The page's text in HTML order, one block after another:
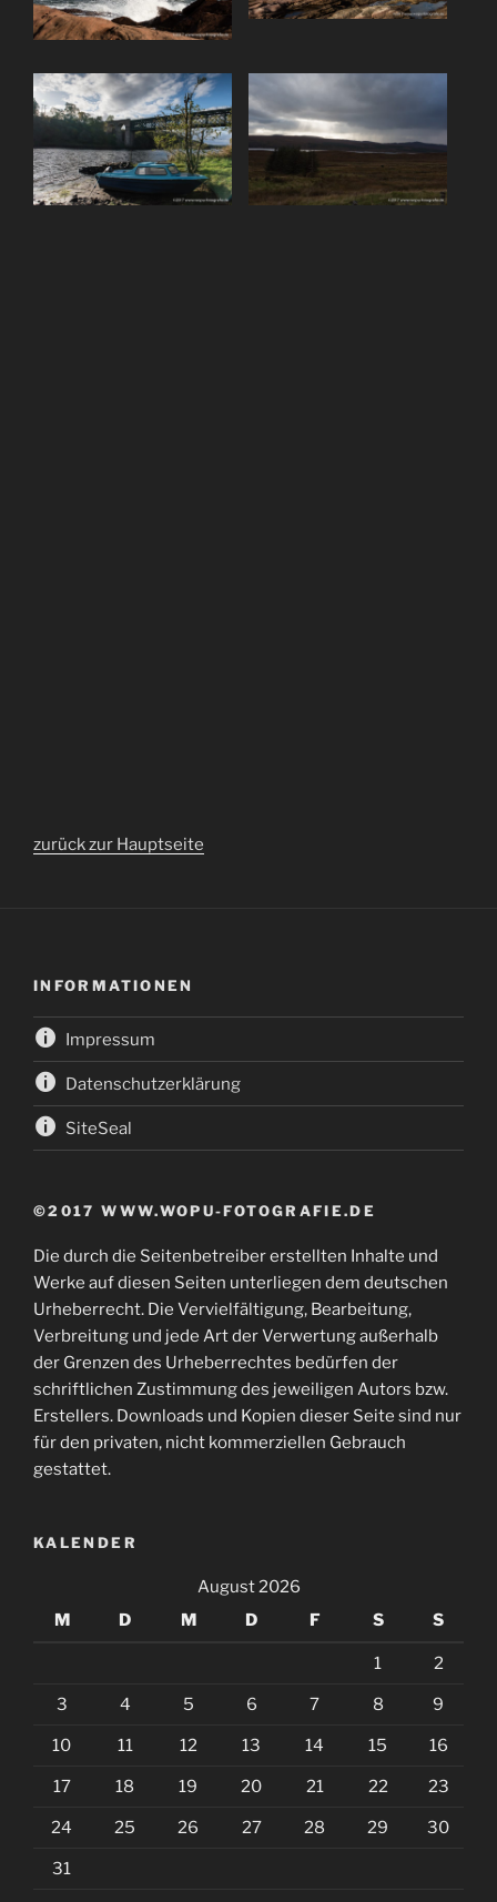
zurück zur Hauptseite
INFORMATIONEN
Impressum
Datenschutzerklärung
SiteSeal
©2017 WWW.WOPU-FOTOGRAFIE.DE
Die durch die Seitenbetreiber erstellten Inhalte und
Werke auf diesen Seiten unterliegen dem deutschen
Urheberrecht. Die Vervielfältigung, Bearbeitung,
Verbreitung und jede Art der Verwertung außerhalb
der Grenzen des Urheberrechtes bedürfen der
schriftlichen Zustimmung des jeweiligen Autors bzw.
Erstellers. Downloads und Kopien dieser Seite sind nur
für den privaten, nicht kommerziellen Gebrauch
gestattet.
KALENDER
August 2026
M
D M D F S S
1 2
3 4 5 6 7 8 9
10 11 12 13 14 15 16
17 18 19 20 21 22 23
24 25 26 27 28 29 30
31